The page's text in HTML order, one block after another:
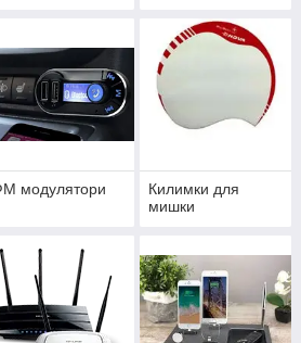
модулятори
Килимки для
мишки